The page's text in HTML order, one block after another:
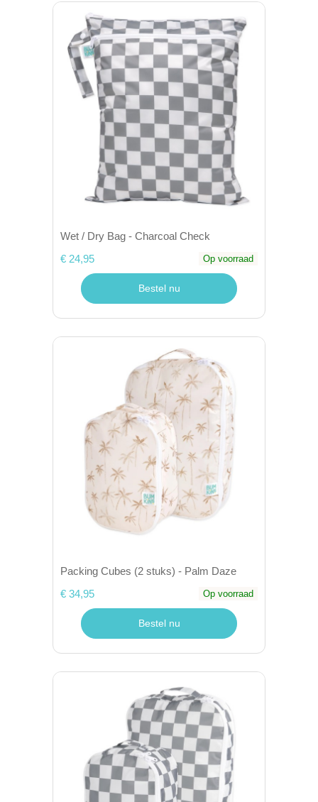
Wet / Dry Bag - Charcoal Check
€ 24,95
Op voorraad
Bestel nu
Packing Cubes (2 stuks) - Palm Daze
€ 34,95
Op voorraad
Bestel nu